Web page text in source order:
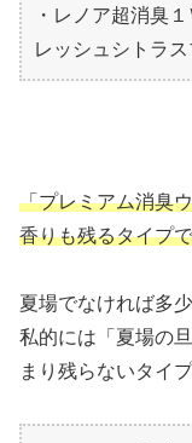
・レノア超消臭
レッシュシトラ
「プレミアム消臭
香りも残るタイプ
夏場でなければ多
私的には「夏場の
まり残らないタイ